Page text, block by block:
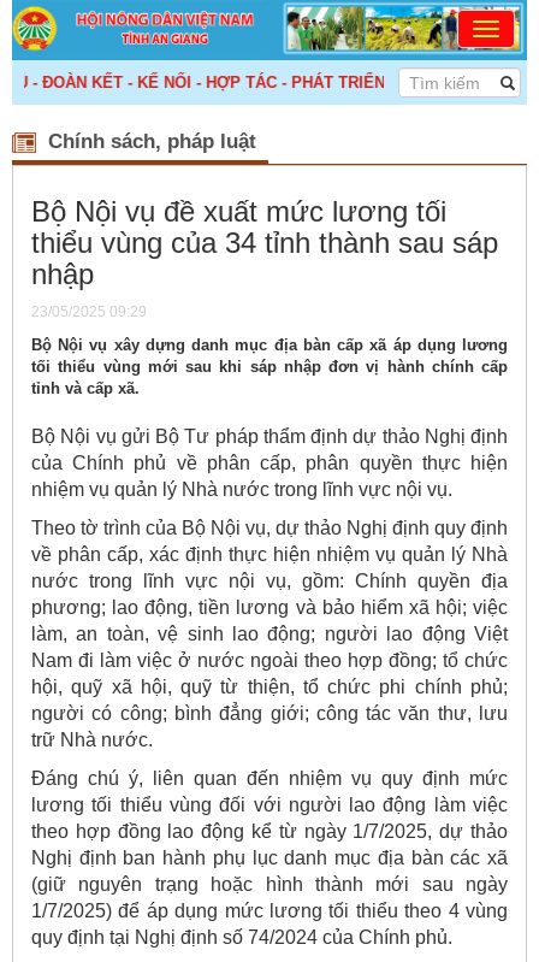
- ĐOÀN KẾT - KẾ NỐI - HỢP TÁC - PHÁT TRIỂN! >>>
Chính sách, pháp luật
Bộ Nội vụ đề xuất mức lương tối
thiểu vùng của 34 tỉnh thành sau sáp
nhập
23/05/2025 09:29
Bộ Nội vụ xây dựng danh mục địa bàn cấp xã áp dụng lương
tối thiểu vùng mới sau khi sáp nhập đơn vị hành chính cấp
tỉnh và cấp xã.
Bộ Nội vụ gửi Bộ Tư pháp thẩm định dự thảo Nghị định
của Chính phủ về phân cấp, phân quyền thực hiện
nhiệm vụ quản lý Nhà nước trong lĩnh vực nội vụ.
Theo tờ trình của Bộ Nội vụ, dự thảo Nghị định quy định
về phân cấp, xác định thực hiện nhiệm vụ quản lý Nhà
nước trong lĩnh vực nội vụ, gồm: Chính quyền địa
phương; lao động, tiền lương và bảo hiểm xã hội; việc
làm, an toàn, vệ sinh lao động; người lao động Việt
Nam đi làm việc ở nước ngoài theo hợp đồng; tổ chức
hội, quỹ xã hội, quỹ từ thiện, tổ chức phi chính phủ;
người có công; bình đẳng giới; công tác văn thư, lưu
trữ Nhà nước.
Đáng chú ý, liên quan đến nhiệm vụ quy định mức
lương tối thiểu vùng đối với người lao động làm việc
theo hợp đồng lao động kể từ ngày 1/7/2025, dự thảo
Nghị định ban hành phụ lục danh mục địa bàn các xã
(giữ nguyên trạng hoặc hình thành mới sau ngày
1/7/2025) để áp dụng mức lương tối thiểu theo 4 vùng
quy định tại Nghị định số 74/2024 của Chính phủ.